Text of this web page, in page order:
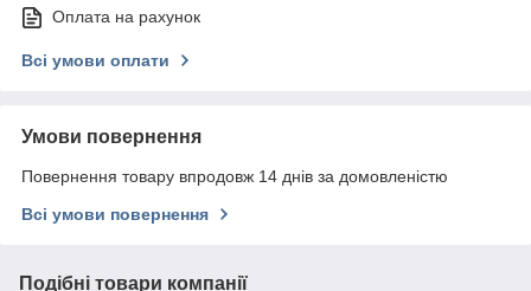
Оплата на рахунок
Всі умови оплати
Умови повернення
Повернення товару впродовж 14 днів за домовленістю
Всі умови повернення
Подібні товари компанії